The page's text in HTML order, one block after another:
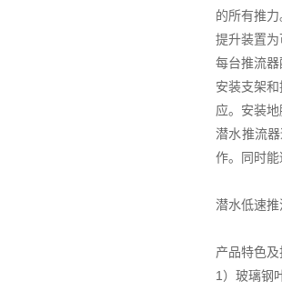
的所有推力
提升装置
每台推流
安装支架
应。安装
潜水推流
作。同时
潜水低速
产品特色
1）玻璃钢